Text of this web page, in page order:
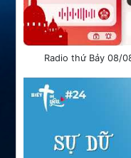
Radio thứ Bảy 08/